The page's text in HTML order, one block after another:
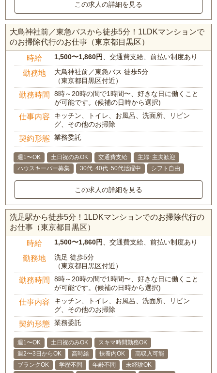
この求人の詳細を見る
大鳥神社前／東急バスから徒歩5分！1LDKマンションで
のお掃除代行のお仕事（東京都目黒区）
時給 1,500〜1,860円 、交通費支給、前払い制度あり
勤務地
大鳥神社前／東急バス 徒歩5分
（東京都目黒区付近）
勤務時間
8時～20時の間で1時間〜、好きな日に働くこと
が可能です。(候補の日時から選択)
仕事内容
キッチン、トイレ、お風呂、洗面所、リビン
グ、その他のお掃除
契約形態 業務委託
週1〜OK 土日祝のみOK 交通費支給
主婦･主夫歓迎
ハウスキーパー募集
30代･40代･50代活躍中 シフト自由
この求人の詳細を見る
洗足駅から徒歩5分！1LDKマンションでのお掃除代行の
お仕事（東京都目黒区）
時給 1,500〜1,860円 、交通費支給、前払い制度あり
勤務地
洗足 徒歩5分
（東京都目黒区付近）
勤務時間
8時～20時の間で1時間〜、好きな日に働くこと
が可能です。(候補の日時から選択)
仕事内容
キッチン、トイレ、お風呂、洗面所、リビン
グ、その他のお掃除
契約形態 業務委託
週1〜OK 土日祝のみOK
スキマ時間勤務OK
週2〜3日からOK
高時給 扶養内OK
高収入可能
ブランクOK
学歴不問 年齢不問
未経験OK